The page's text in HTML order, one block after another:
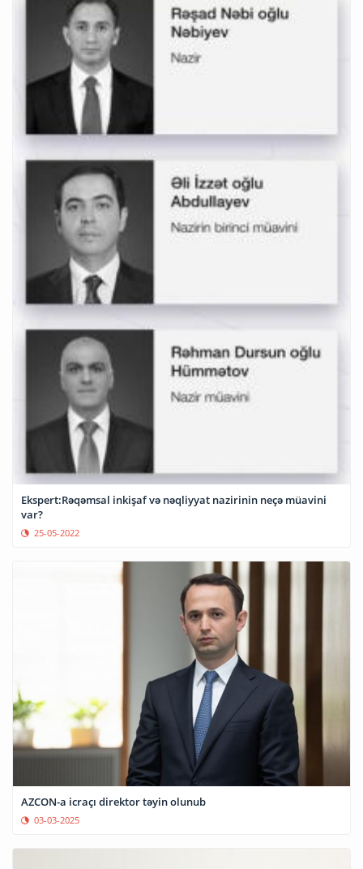
Ekspert:Rəqəmsal inkişaf və nəqliyyat nazirinin neçə müavini
var?
25-05-2022
AZCON-a icraçı direktor təyin olunub
03-03-2025